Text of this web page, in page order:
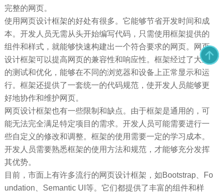
完整的网页。
使用网页设计框架的好处有很多。它能够节省开发时间和成
本。开发人员无需从头开始编写代码，只需使用框架提供的
组件和样式，就能够快速构建出一个符合要求的网页。网页
设计框架可以提高网页的兼容性和响应性。框架经过了大量
的测试和优化，能够在不同的浏览器和设备上正常显示和运
行。框架还提供了一套统一的代码规范，使开发人员能够更
好地协作和维护网页。
网页设计框架也有一些限制和缺点。由于框架是通用的，可
能无法完全满足特定项目的需求。开发人员可能需要进行一
些自定义的修改和调整。框架的使用需要一定的学习成本。
开发人员需要熟悉框架的使用方法和规范，才能够充分发挥
其优势。
目前，市面上有许多流行的网页设计框架，如Bootstrap、Fo
undation、Semantic UI等。它们都提供了丰富的组件和样